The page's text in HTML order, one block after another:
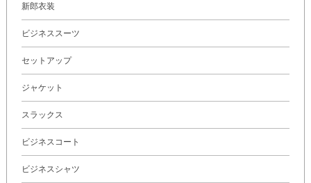
新郎衣装
ビジネススーツ
セットアップ
ジャケット
スラックス
ビジネスコート
ビジネスシャツ